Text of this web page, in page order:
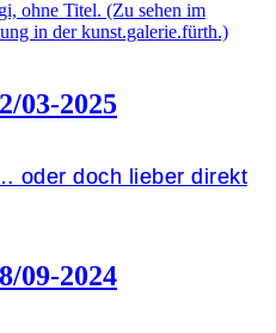
03-2025
oder doch lieber direkt
09-2024